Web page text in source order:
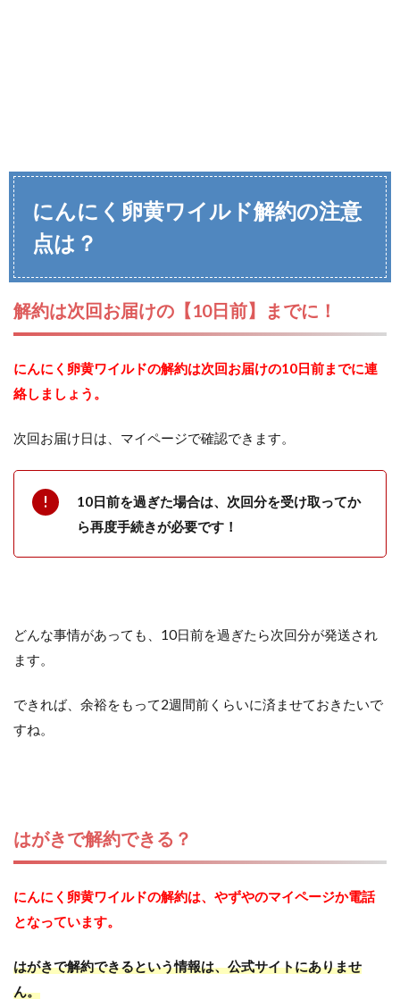
にんにく卵黄ワイルド解約の注意
点は？
解約は次回お届けの【10日前】までに！
にんにく卵黄ワイルドの解約は次回お届けの10日前までに連
絡しましょう。
次回お届け日は、マイページで確認できます。
10日前を過ぎた場合は、次回分を受け取ってか
ら再度手続きが必要です！
どんな事情があっても、10日前を過ぎたら次回分が発送され
ます。
できれば、余裕をもって2週間前くらいに済ませておきたいで
すね。
はがきで解約できる？
にんにく卵黄ワイルドの解約は、やずやのマイページか電話
となっています。
はがきで解約できるという情報は、公式サイトにありませ
ん。